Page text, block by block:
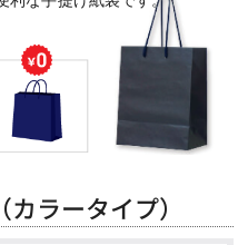
ラータイプ）